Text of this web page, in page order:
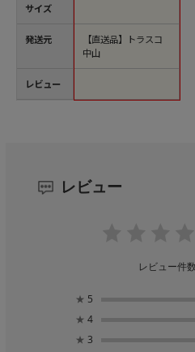
サイズ
発送元
レビュー
【直送品】トラスコ
中山
レビュー
レビュー件
★ 5
★ 4
★ 3